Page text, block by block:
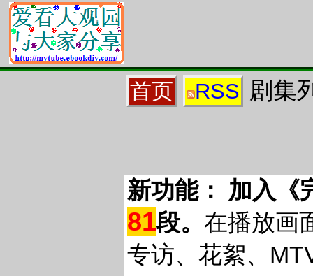
首页 RSS 剧集
新功能： 加入《
81段。 在播放画
专访、花絮、